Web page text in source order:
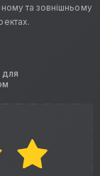
та зовнішньому
для